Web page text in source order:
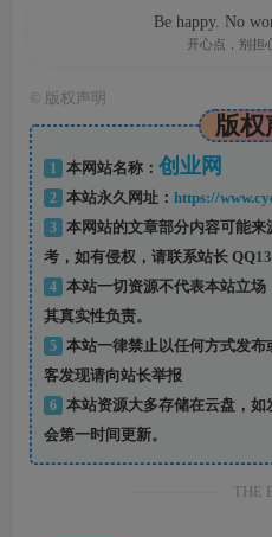
Be happy. No
开心点，别担
版权声明
版权
1 本网站名称： 创业网
2 本站永久网址： https://
3
本网站的文章部分内容可能
考，如有侵权，请联系站长 QQ
4
本站一切资源不代表本站立
其真实性负责。
5
本站一律禁止以任何方式发
客发现请向站长举报
6
本站资源大多存储在云盘，
会第一时间更新。
THE